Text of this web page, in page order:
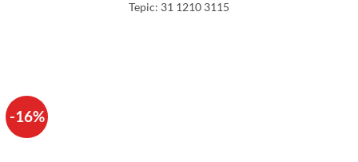
Tepic: 31 1210 3115
-16%